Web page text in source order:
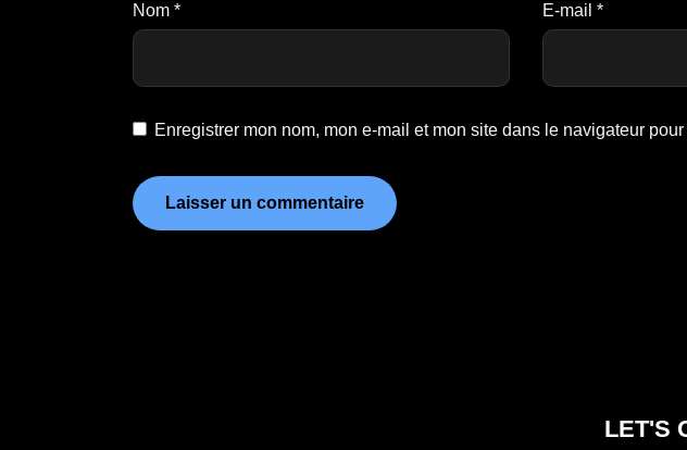
Nom * E-mail *
Enregistrer mon nom, mon e-mail et mon site dans le navigateur
LET'S